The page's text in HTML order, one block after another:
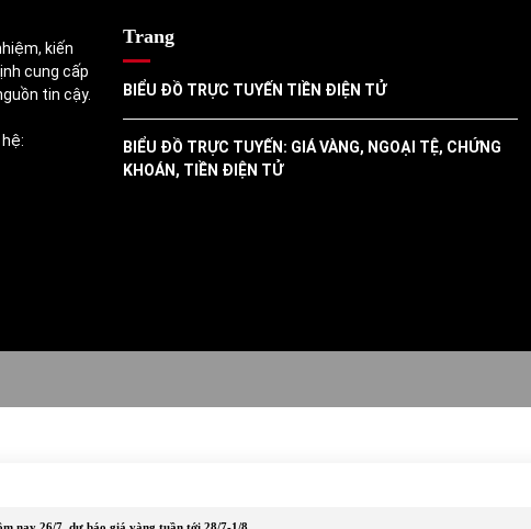
kiến
cung cấp
tin cậy.
Trang
BIỂU ĐỒ TRỰC TUYẾN TIỀN ĐIỆN TỬ
BIỂU ĐỒ TRỰC TUYẾN: GIÁ VÀNG, NGOẠI TỆ, CHỨNG
KHOÁN, TIỀN ĐIỆN TỬ